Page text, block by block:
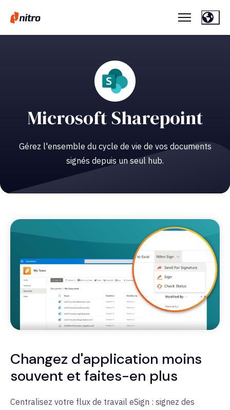
Microsoft Sharepoint
Gérez l'ensemble du cycle de vie de vos documents
signés depuis un seul hub.
Changez d'application moins
souvent et faites-en plus
Centralisez votre flux de travail eSign : signez des